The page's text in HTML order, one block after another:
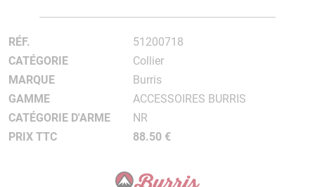
RÉF.
51200718
CATÉGORIE
Collier
MARQUE
Burris
GAMME
ACCESSOIRES BURRIS
CATÉGORIE D'ARME
NR
PRIX TTC
88.50 €